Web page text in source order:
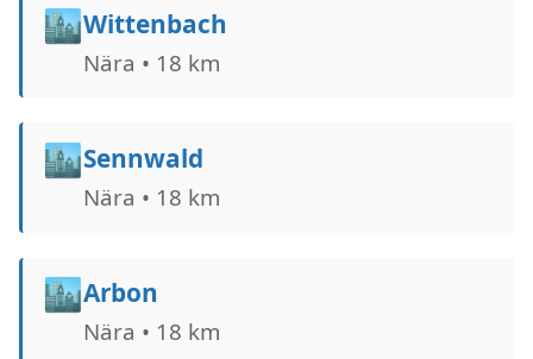
🏙️Wittenbach
Nära • 18 km
🏙️Sennwald
Nära • 18 km
🏙️Arbon
Nära • 18 km